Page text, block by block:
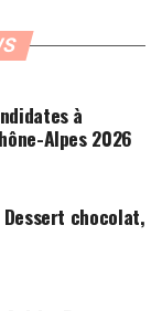
à
Alpes 2026
chocolat,